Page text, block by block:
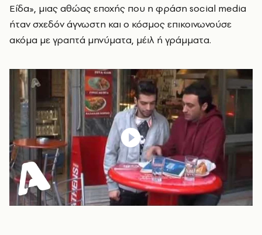
Είδα», μιας αθώας εποχής που η φράση social media
ήταν σχεδόν άγνωστη και ο κόσμος επικοινωνούσε
ακόμα με γραπτά μηνύματα, μέιλ ή γράμματα.